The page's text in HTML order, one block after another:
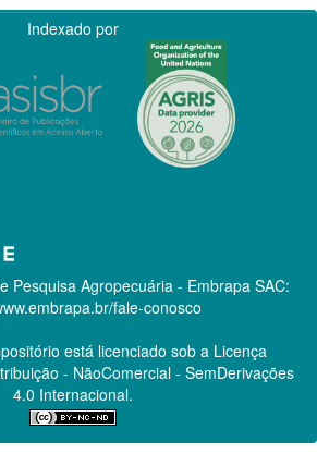
Indexado por
Pesquisa Agropecuária - Embrapa SAC:
fale-conosco
está licenciado sob a Licença
- NãoComercial - SemDerivações
4.0 Internacional.